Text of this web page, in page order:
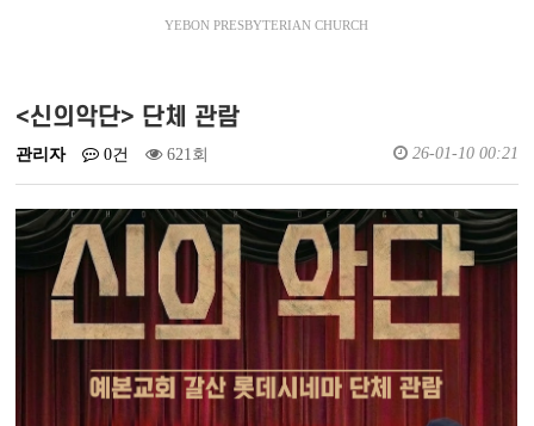
행사앨범
회원가입 로그인
YEBON PRESBYTERIAN CHURCH
<신의악단> 단체 관람
관리자 0건 621회 26-01-10 00:21